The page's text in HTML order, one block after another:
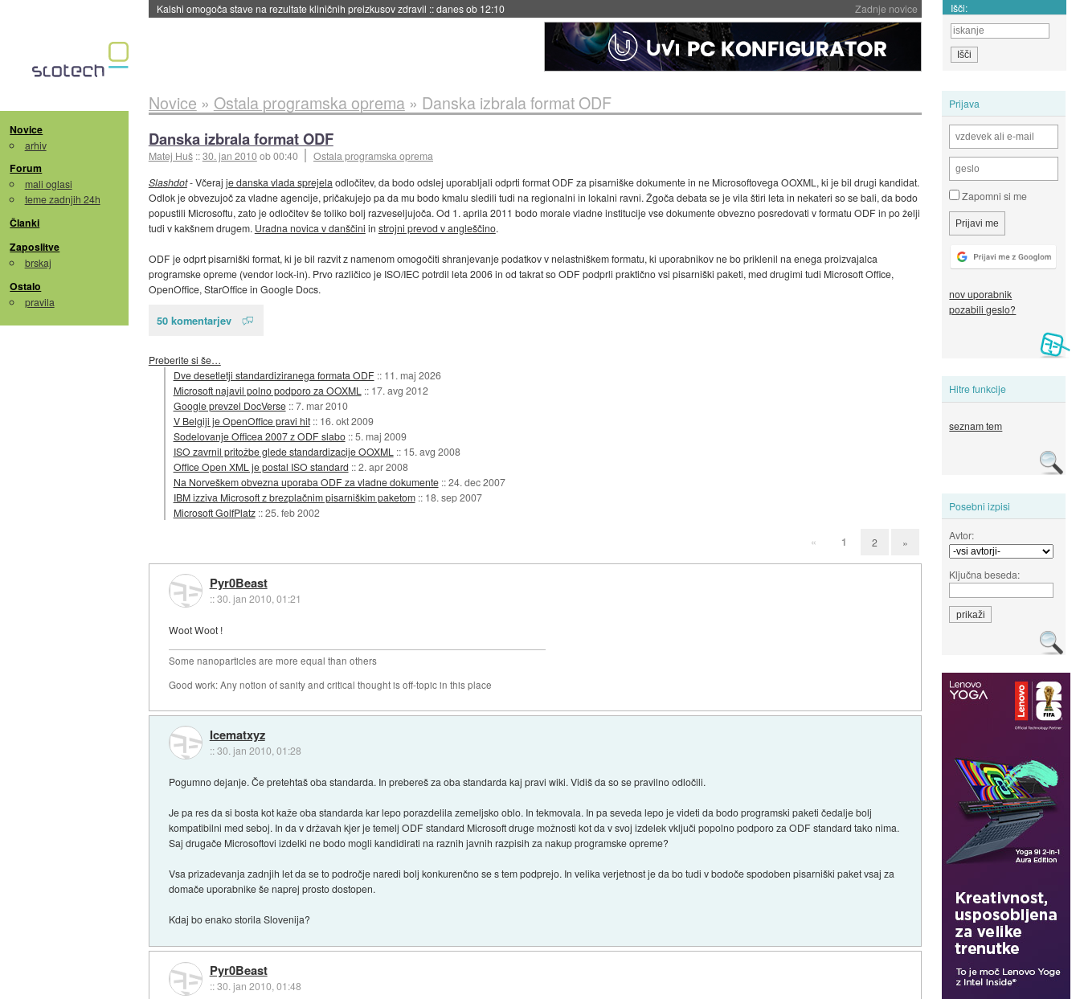
Zadnje novice
Sandisk že prodal več kot polovico SSD-jev za naslednji dve leti::danes ob 11:37 Išči:
Novice
arhiv
Forum
mali oglasi
teme zadnjih 24h
Članki
Zaposlitve
brskaj
Ostalo
pravila
Prijava
Zapomni si me
nov uporabnik
pozabili geslo?
Hitre funkcije
seznam tem
Posebni izpisi
Avtor:
Ključna beseda:
Novice » Ostala programska oprema» Danska izbrala format ODF
Danska izbrala format ODF
Matej Huš ::30. jan 2010ob 00:40
Ostala programska oprema
Slashdot- Včeraj je danska vlada sprejela odločitev, da bodo odslej uporabljali odprti format ODF za pisarniške dokumente in ne Microsoftovega OOXML, ki je bil drugi kandidat.
Odlok je obvezujoč za vladne agencije, pričakujejo pa da mu bodo kmalu sledili tudi na regionalni in lokalni ravni. Žgoča debata se je vila štiri leta in nekateri so se bali, da bodo
popustili Microsoftu, zato je odločitev še toliko bolj razveseljujoča. Od 1. aprila 2011 bodo morale vladne institucije vse dokumente obvezno posredovati v formatu ODF in po želji
tudi v kakšnem drugem. Uradna novica v danščini in strojni prevod v angleščino.
ODF je odprt pisarniški format, ki je bil razvit z namenom omogočiti shranjevanje podatkov v nelastniškem formatu, ki uporabnikov ne bo priklenil na enega proizvajalca
programske opreme (vendor lock-in). Prvo različico je ISO/IEC potrdil leta 2006 in od takrat so ODF podprli praktično vsi pisarniški paketi, med drugimi tudi Microsoft Office,
OpenOffice, StarOffice in Google Docs.
50 komentarjev
Preberite si še…
Dve desetletji standardiziranega formata ODF :: 11. maj 2026
Microsoft najavil polno podporo za OOXML :: 17. avg 2012
Google prevzel DocVerse ::7. mar 2010
V Belgiji je OpenOffice pravi hit :: 16. okt 2009
Sodelovanje Officea 2007 z ODF slabo ::5. maj 2009
ISO zavrnil pritožbe glede standardizacije OOXML :: 15. avg 2008
Office Open XML je postal ISO standard ::2. apr 2008
Na Norveškem obvezna uporaba ODF za vladne dokumente ::24. dec 2007
IBM izziva Microsoft z brezplačnim pisarniškim paketom :: 18. sep 2007
Microsoft GolfPlatz ::25. feb 2002
« 1 2 »
Pyr0Beast
::30. jan 2010, 01:21
Woot Woot !
Some nanoparticles are more equal than others
Good work: Any notion of sanity and critical thought is off-topic in this place
Icematxyz
::30. jan 2010, 01:28
Pogumno dejanje. Če pretehtaš oba standarda. In prebereš za oba standarda kaj pravi wiki. Vidiš da so se pravilno odločili.
Je pa res da si bosta kot kaže oba standarda kar lepo porazdelila zemeljsko oblo. In tekmovala. In pa seveda lepo je videti da bodo programski paketi čedalje bolj
kompatibilni med seboj. In da v državah kjer je temelj ODF standard Microsoft druge možnosti kot da v svoj izdelek vključi popolno podporo za ODF standard tako nima.
Saj drugače Microsoftovi izdelki ne bodo mogli kandidirati na raznih javnih razpisih za nakup programske opreme?
Vsa prizadevanja zadnjih let da se to področje naredi bolj konkurenčno se s tem podprejo. In velika verjetnost je da bo tudi v bodoče spodoben pisarniški paket vsaj za
domače uporabnike še naprej prosto dostopen.
Kdaj bo enako storila Slovenija?
Pyr0Beast
::30. jan 2010, 01:48